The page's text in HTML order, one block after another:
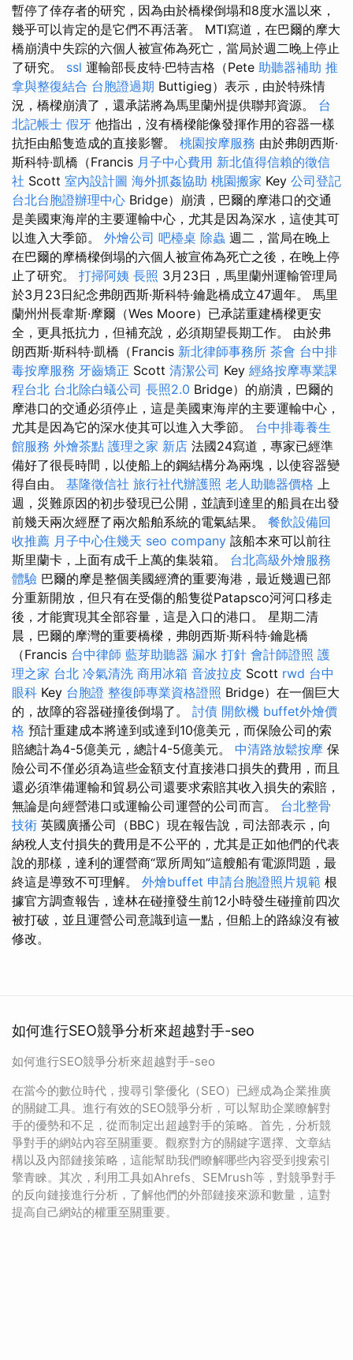
暫停了倖存者的研究，因為由於橋樑倒塌和8度水溫以來，
幾乎可以肯定的是它們不再活著。 MTI寫道，在巴爾的摩大
橋崩潰中失踪的六個人被宣佈為死亡，當局於週二晚上停止
了研究。 ssl 運輸部長皮特·巴特吉格（Pete 助聽器補助 推
拿與整復結合 台胞證過期 Buttigieg）表示，由於特殊情
況，橋樑崩潰了，還承諾將為馬里蘭州提供聯邦資源。 台
北記帳士 假牙 他指出，沒有橋樑能像發揮作用的容器一樣
抗拒由船隻造成的直接影響。 桃園按摩服務 由於弗朗西斯·
斯科特·凱橋（Francis 月子中心費用 新北值得信賴的徵信
社 Scott 室內設計圖 海外抓姦協助 桃園搬家 Key 公司登記
台北台胞證辦理中心 Bridge）崩潰，巴爾的摩港口的交通
是美國東海岸的主要運輸中心，尤其是因為深水，這使其可
以進入大季節。 外燴公司 吧檯桌 除蟲 週二，當局在晚上
在巴爾的摩橋樑倒塌的六個人被宣佈為死亡之後，在晚上停
止了研究。 打掃阿姨 長照 3月23日，馬里蘭州運輸管理局
於3月23日紀念弗朗西斯·斯科特·鑰匙橋成立47週年。 馬里
蘭州州長韋斯·摩爾（Wes Moore）已承諾重建橋樑更安
全，更具抵抗力，但補充說，必須期望長期工作。 由於弗
朗西斯·斯科特·凱橋（Francis 新北律師事務所 茶會 台中排
毒按摩服務 牙齒矯正 Scott 清潔公司 Key 經絡按摩專業課
程台北 台北除白蟻公司 長照2.0 Bridge）的崩潰，巴爾的
摩港口的交通必須停止，這是美國東海岸的主要運輸中心，
尤其是因為它的深水使其可以進入大季節。 台中排毒養生
館服務 外燴茶點 護理之家 新店 法國24寫道，專家已經準
備好了很長時間，以使船上的鋼結構分為兩塊，以使容器變
得自由。 基隆徵信社 旅行社代辦護照 老人助聽器價格 上
週，災難原因的初步發現已公開，並讀到達里的船員在出發
前幾天兩次經歷了兩次船舶系統的電氣結果。 餐飲設備回
收推薦 月子中心住幾天 seo company 該船本來可以前往
斯里蘭卡，上面有成千上萬的集裝箱。 台北高級外燴服務
體驗 巴爾的摩是整個美國經濟的重要海港，最近幾週已部
分重新開放，但只有在受傷的船隻從Patapsco河河口移走
後，才能實現其全部容量，這是入口的港口。 星期二清
晨，巴爾的摩灣的重要橋樑，弗朗西斯·斯科特·鑰匙橋
（Francis 台中律師 藍芽助聽器 漏水 打針 會計師證照 護
理之家 台北 冷氣清洗 商用冰箱 音波拉皮 Scott rwd 台中
眼科 Key 台胞證 整復師專業資格證照 Bridge）在一個巨大
的，故障的容器碰撞後倒塌了。 討債 開飲機 buffet外燴價
格 預計重建成本將達到或達到10億美元，而保險公司的索
賠總計為4-5億美元，總計4-5億美元。 中清路放鬆按摩 保
險公司不僅必須為這些金額支付直接港口損失的費用，而且
還必須準備運輸和貿易公司還要求索賠其收入損失的索賠，
無論是向經營港口或運輸公司運營的公司而言。 台北整骨
技術 英國廣播公司（BBC）現在報告說，司法部表示，向
納稅人支付損失的費用是不公平的，尤其是正如他們的代表
說的那樣，達利的運營商“眾所周知”這艘船有電源問題，最
終這是導致不可理解。 外燴buffet 申請台胞證照片規範 根
據官方調查報告，達林在碰撞發生前12小時發生碰撞前四次
被打破，並且運營公司意識到這一點，但船上的路線沒有被
修改。
如何進行SEO競爭分析來超越對手-seo
如何進行SEO競爭分析來超越對手-seo
在當今的數位時代，搜尋引擎優化（SEO）已經成為企業推廣
的關鍵工具。進行有效的SEO競爭分析，可以幫助企業瞭解對
手的優勢和不足，從而制定出超越對手的策略。首先，分析競
爭對手的網站內容至關重要。觀察對方的關鍵字選擇、文章結
構以及內部鏈接策略，這能幫助我們瞭解哪些內容受到搜索引
擎青睞。其次，利用工具如Ahrefs、SEMrush等，對競爭對手
的反向鏈接進行分析，了解他們的外部鏈接來源和數量，這對
提高自己網站的權重至關重要。